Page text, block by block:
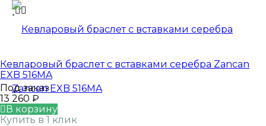
Кевларовый браслет с вставками серебра Zancan
EXB 516MA
Под заказ
13 260 ₽
В корзину
Купить в 1 клик